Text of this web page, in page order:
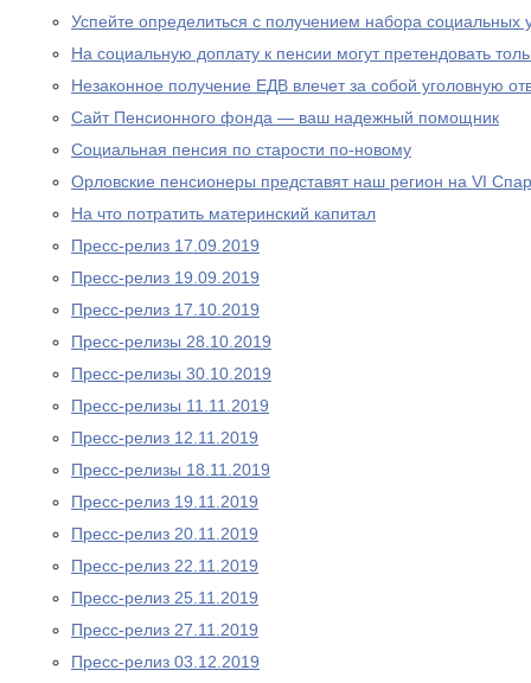
Успейте определиться с получением набора социальных
На социальную доплату к пенсии могут претендовать
Незаконное получение ЕДВ влечет за собой уголовную
Сайт Пенсионного фонда — ваш надежный помощник
Социальная пенсия по старости по-новому
Орловские пенсионеры представят наш регион на VI
На что потратить материнский капитал
Пресс-релиз 17.09.2019
Пресс-релиз 19.09.2019
Пресс-релиз 17.10.2019
Пресс-релизы 28.10.2019
Пресс-релизы 30.10.2019
Пресс-релизы 11.11.2019
Пресс-релиз 12.11.2019
Пресс-релизы 18.11.2019
Пресс-релиз 19.11.2019
Пресс-релиз 20.11.2019
Пресс-релиз 22.11.2019
Пресс-релиз 25.11.2019
Пресс-релиз 27.11.2019
Пресс-релиз 03.12.2019